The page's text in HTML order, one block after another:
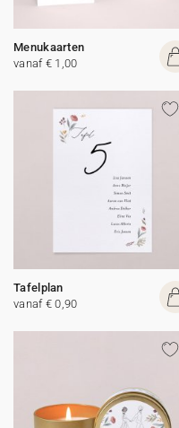
Menukaarten
vanaf € 1,00
Tafelplan
vanaf € 0,90